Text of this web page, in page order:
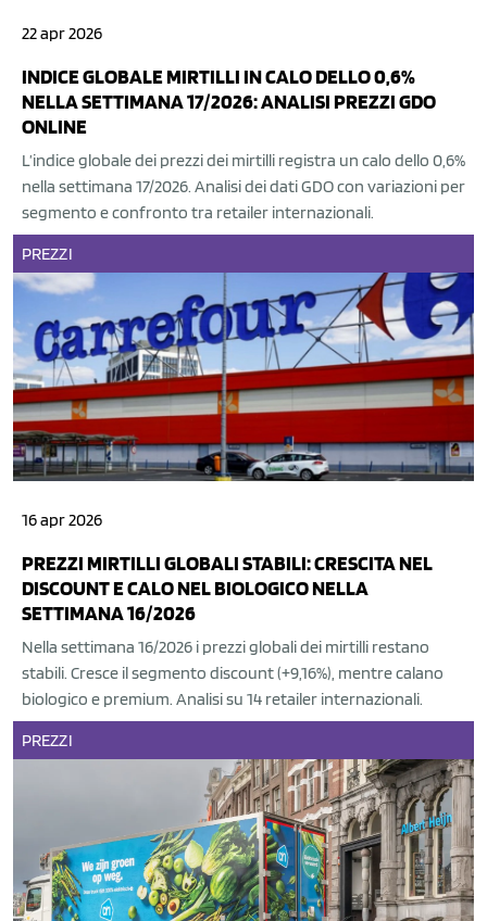
22 apr 2026
INDICE GLOBALE MIRTILLI IN CALO DELLO 0,6%
NELLA SETTIMANA 17/2026: ANALISI PREZZI GDO
ONLINE
L’indice globale dei prezzi dei mirtilli registra un calo dello 0,6%
nella settimana 17/2026. Analisi dei dati GDO con variazioni per
segmento e confronto tra retailer internazionali.
PREZZI
16 apr 2026
PREZZI MIRTILLI GLOBALI STABILI: CRESCITA NEL
DISCOUNT E CALO NEL BIOLOGICO NELLA
SETTIMANA 16/2026
Nella settimana 16/2026 i prezzi globali dei mirtilli restano
stabili. Cresce il segmento discount (+9,16%), mentre calano
biologico e premium. Analisi su 14 retailer internazionali.
PREZZI